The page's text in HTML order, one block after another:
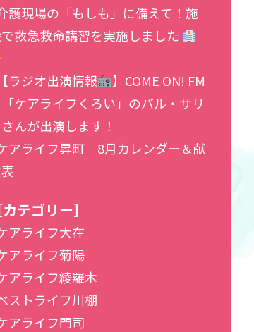
護現場の「もしも」に備えて！施
救急救命講習を実施しました
【ラジオ出演情報
】COME ON! FM
ケアライフくろい」のバル・サリ
んが出演します！
アライフ昇町 8月カレンダー＆献
カテゴリー］
アライフ大在
アライフ菊陽
アライフ綾羅木
ストライフ川棚
アライフ門司